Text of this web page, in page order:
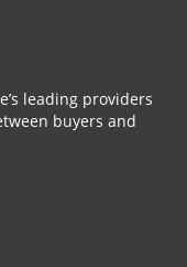
leading providers
buyers and